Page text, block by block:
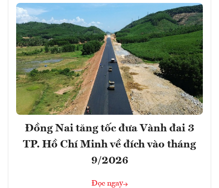
Đồng Nai tăng tốc đưa Vành đai 3
TP. Hồ Chí Minh về đích vào tháng
9/2026
Đọc ngay